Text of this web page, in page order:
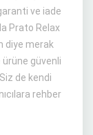
ve iade
Prato Relax
diye merak
ürüne güvenli
de kendi
rehber